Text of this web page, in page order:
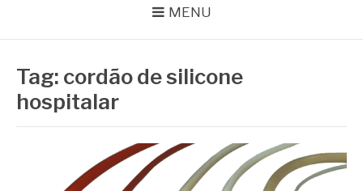
MENU
Tag: cordão de silicone
hospitalar